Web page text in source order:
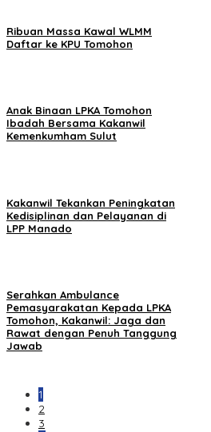
Ribuan Massa Kawal WLMM
Daftar ke KPU Tomohon
Anak Binaan LPKA Tomohon
Ibadah Bersama Kakanwil
Kemenkumham Sulut
Kakanwil Tekankan Peningkatan
Kedisiplinan dan Pelayanan di
LPP Manado
Serahkan Ambulance
Pemasyarakatan Kepada LPKA
Tomohon, Kakanwil: Jaga dan
Rawat dengan Penuh Tanggung
Jawab
1
2
3